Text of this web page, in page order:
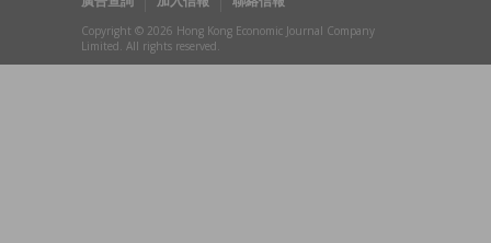
Copyright © 2026 Hong Kong Economic Journal Company
Limited. All rights reserved.